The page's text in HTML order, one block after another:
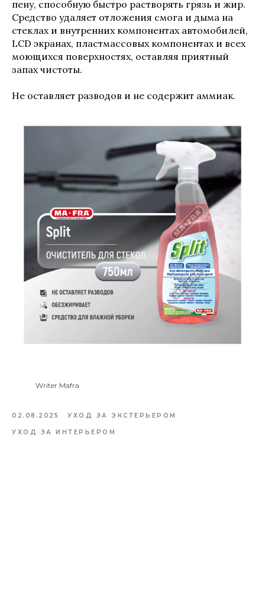
пену, способную быстро растворять грязь и жир.
Средство удаляет отложения смога и дыма на
стеклах и внутренних компонентах автомобилей,
LCD экранах, пластмассовых компонентах и всех
моющихся поверхностях, оставляя приятный
запах чистоты.
Не оставляет разводов и не содержит аммиак.
Writer Mafra
02.08.2025 УХОД ЗА ЭКСТЕРЬЕРОМ
УХОД ЗА ИНТЕРЬЕРОМ